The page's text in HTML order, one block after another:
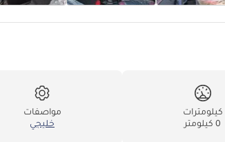
كيلومترات
0 كيلومتر
مواصفات
خليجي